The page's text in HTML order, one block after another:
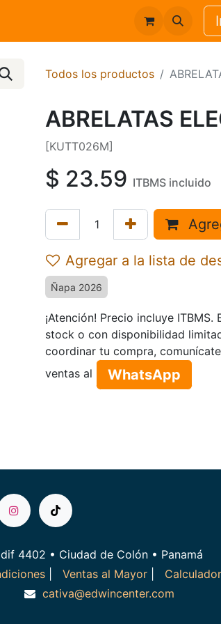
Todos los productos
ABRELATAS
[KUTT026M]
$ 23.59 ITBMS incluido
Agregar a la lista de
Ñapa 2026
¡Atención! Precio incluye
stock o con disponibilidad
coordinar tu compra,
ventas al
WhatsApp​​​​
4402 • Ciudad de Colón • Panamá
Ventas al Mayor
cativa@edwincenter.com